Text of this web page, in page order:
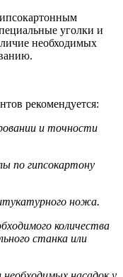
уголки и
необходимых
рекомендуется:
и точности
по гипсокартону
ножа.
количества
станка или